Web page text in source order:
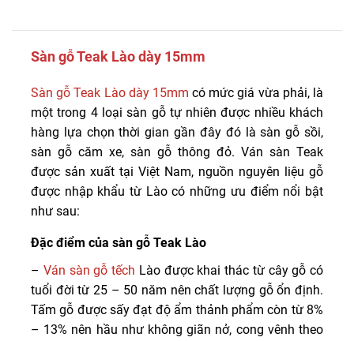
Sàn gỗ Teak Lào dày 15mm
Sàn gỗ Teak Lào dày 15mm có mức giá vừa phải, là
một trong 4 loại sàn gỗ tự nhiên được nhiều khách
hàng lựa chọn thời gian gần đây đó là sàn gỗ sồi,
sàn gỗ căm xe, sàn gỗ thông đỏ. Ván sàn Teak
được sản xuất tại Việt Nam, nguồn nguyên liệu gỗ
được nhập khẩu từ Lào có những ưu điểm nổi bật
như sau:
Đặc điểm của sàn gỗ Teak Lào
– Ván sàn gỗ tếch Lào được khai thác từ cây gỗ có
tuổi đời từ 25 – 50 năm nên chất lượng gỗ ổn định.
Tấm gỗ được sấy đạt độ ẩm thảnh phẩm còn từ 8%
– 13% nên hầu như không giãn nở, cong vênh theo